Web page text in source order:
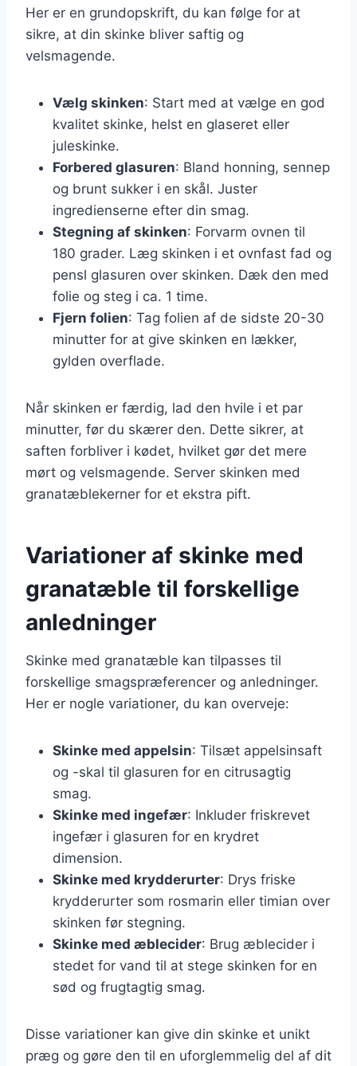
Her er en grundopskrift, du kan følge for at
sikre, at din skinke bliver saftig og
velsmagende.
Vælg skinken: Start med at vælge en god
kvalitet skinke, helst en glaseret eller
juleskinke.
Forbered glasuren: Bland honning, sennep
og brunt sukker i en skål. Juster
ingredienserne efter din smag.
Stegning af skinken: Forvarm ovnen til
180 grader. Læg skinken i et ovnfast fad og
pensl glasuren over skinken. Dæk den med
folie og steg i ca. 1 time.
Fjern folien: Tag folien af de sidste 20-30
minutter for at give skinken en lækker,
gylden overflade.
Når skinken er færdig, lad den hvile i et par
minutter, før du skærer den. Dette sikrer, at
saften forbliver i kødet, hvilket gør det mere
mørt og velsmagende. Server skinken med
granatæblekerner for et ekstra pift.
Variationer af skinke med
granatæble til forskellige
anledninger
Skinke med granatæble kan tilpasses til
forskellige smagspræferencer og anledninger.
Her er nogle variationer, du kan overveje:
Skinke med appelsin: Tilsæt appelsinsaft
og -skal til glasuren for en citrusagtig
smag.
Skinke med ingefær: Inkluder friskrevet
ingefær i glasuren for en krydret
dimension.
Skinke med krydderurter: Drys friske
krydderurter som rosmarin eller timian over
skinken før stegning.
Skinke med æblecider: Brug æblecider i
stedet for vand til at stege skinken for en
sød og frugtagtig smag.
Disse variationer kan give din skinke et unikt
præg og gøre den til en uforglemmelig del af dit